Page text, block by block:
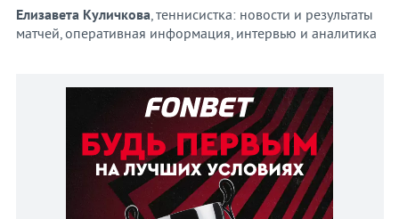
Елизавета Куличкова , теннисистка: новости и результаты
матчей, оперативная информация, интервью и аналитика